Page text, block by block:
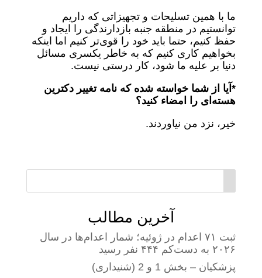
ما با همین تسلیحات و تجهیزاتی که داریم
توانستیم در منطقه جنبه بازدارندگی را ایجاد و
حفظ کنیم، حتما باید خود را قوی‌تر کنیم اما اینکه
بخواهیم کاری کنیم که به خاطر یکسری مسائل
دنیا بر علیه ما شود، کار درستی نیست.
*آیا از شما خواسته شده که نامه تغییر دکترین
هسته‌ای را امضاء کنید؟
خیر، نزد من نیاوردند.
آخرین مطالب
ثبت ۷۱ اعدام در ژوئیه؛ شمار اعدام‌ها در سال
۲۰۲۶ به دست‌کم ۴۴۴ نفر رسید
پزشکیان – بخش 1 و 2 (شنیداری)